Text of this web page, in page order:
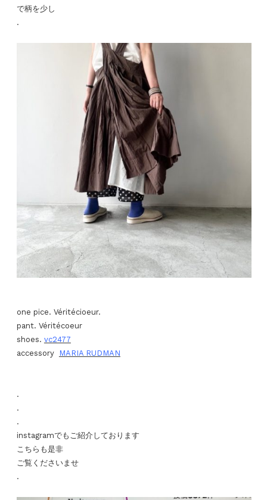
で柄を少し
.
one pice. Véritécioeur.
pant. Véritécoeur
shoes. vc2477
accessory
MARIA RUDMAN
.
.
.
instagramでもご紹介しております
こちらも是非
ご覧くださいませ
.